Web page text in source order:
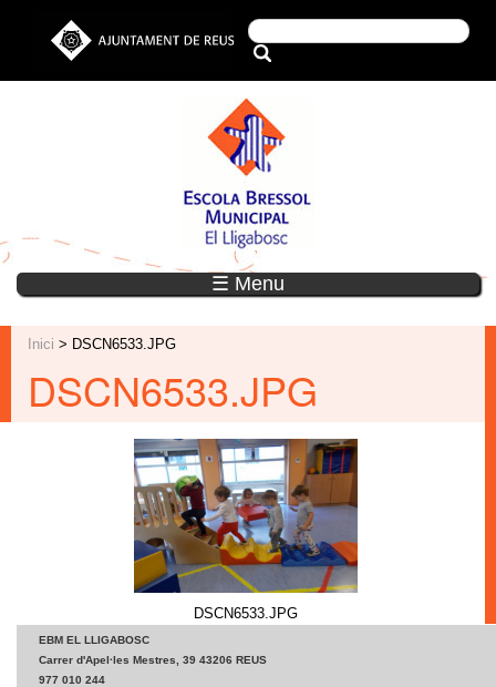
☰ Menu
Inici > DSCN6533.JPG
DSCN6533.JPG
DSCN6533.JPG
DSCN6533.JPG
EBM EL LLIGABOSC
Carrer d'Apel·les Mestres, 39 43206 REUS
977 010 244